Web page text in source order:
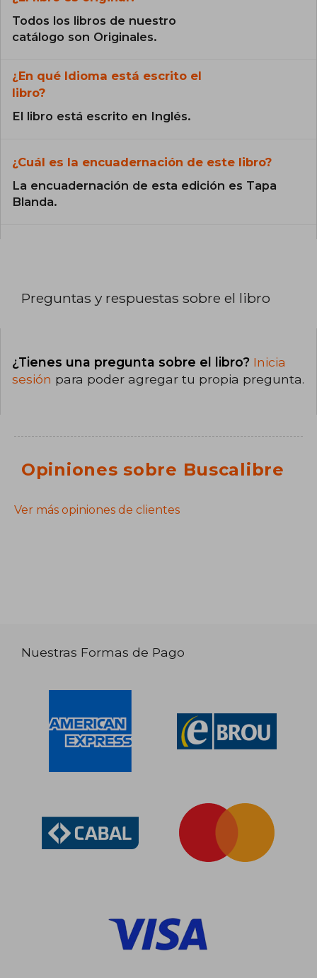
Todos los libros de nuestro
catálogo son Originales.
¿En qué Idioma está escrito el
libro?
El libro está escrito en Inglés.
¿Cuál es la encuadernación de este libro?
La encuadernación de esta edición es Tapa
Blanda.
Preguntas y respuestas sobre el libro
¿Tienes una pregunta sobre el libro? Inicia
sesión para poder agregar tu propia pregunta.
Opiniones sobre Buscalibre
Ver más opiniones de clientes
Nuestras Formas de Pago